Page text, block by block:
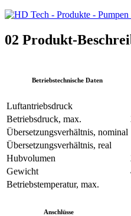
02 Produkt-
Betriebstechnische Daten
Luftantriebsdruck
Betriebsdruck, max.
Übersetzungsverhältnis, nominal
Übersetzungsverhältnis, real
Hubvolumen
Gewicht
Betriebstemperatur, max.
Anschlüsse